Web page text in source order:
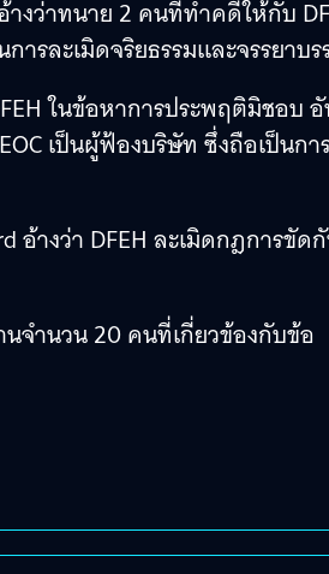
งว่าทนาย 2 คนที่ทำคดีให้กับ
ารละเมิดจริยธรรมและจรรยาบ
ในข้อหาการประพฤติมิชอบ
เป็นผู้ฟ้องบริษัท ซึ่งถือเป็นกา
อ้างว่า DFEH ละเมิดกฎการขัด
จำนวน 20 คนที่เกี่ยวข้องกับข้อ